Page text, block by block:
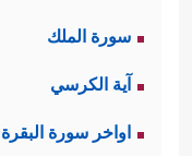
سورة الملك
آية الكرسي
اواخر سورة البقرة